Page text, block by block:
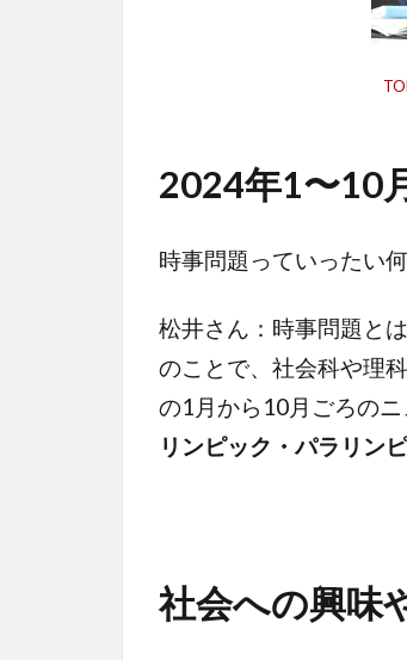
2024年1〜10
時事問題っていったい
松井さん：時事問題と
のことで、社会科や理
の1月から10月ごろの
リンピック・パラリン
社会への興味